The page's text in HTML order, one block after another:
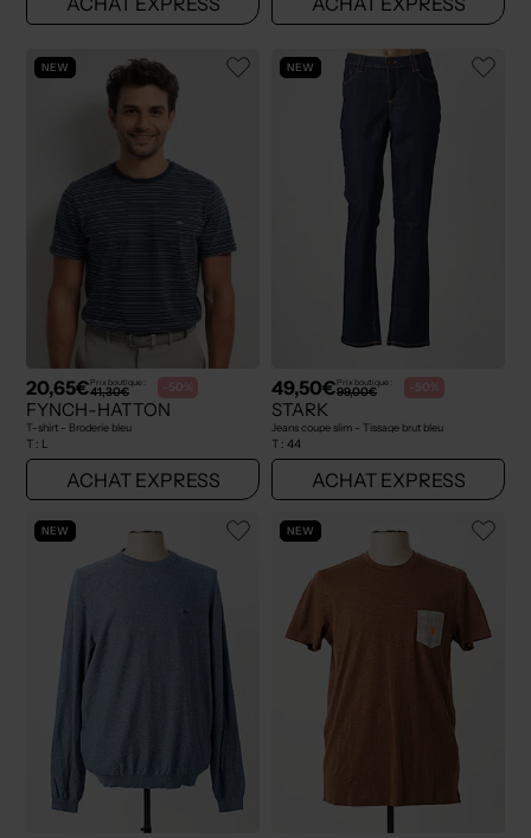
NEW
20,65€Prix boutique :
41,30€ -50%
FYNCH-HATTON
T-shirt - Broderie bleu
T : L
ACHAT EXPRESS
NEW
49,50€Prix boutique :
99,00€ -50%
STARK
Jeans coupe slim - Tissage brut bleu
T : 44
ACHAT EXPRESS
NEW NEW